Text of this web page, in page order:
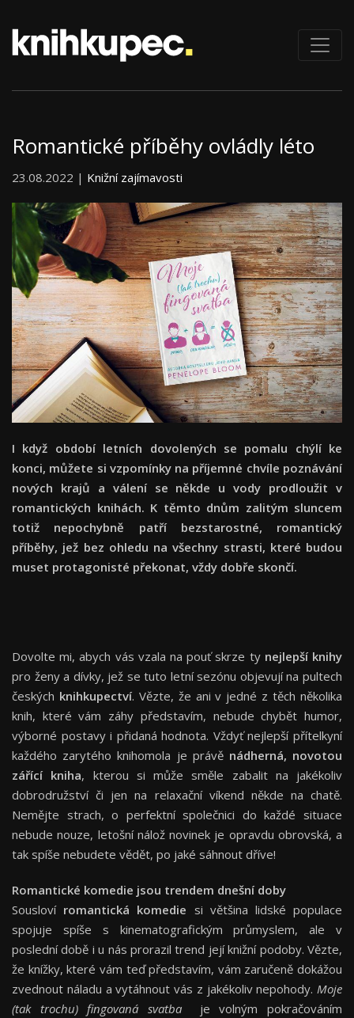
Romantické příběhy ovládly léto
23.08.2022 | Knižní zajímavosti
I když období letních dovolených se pomalu chýlí ke
konci, můžete si vzpomínky na příjemné chvíle poznávání
nových krajů a válení se někde u vody prodloužit v
romantických knihách. K těmto dnům zalitým sluncem
totiž nepochybně patří bezstarostné, romantický
příběhy, jež bez ohledu na všechny strasti, které budou
muset protagonisté překonat, vždy dobře skončí.
Dovolte mi, abych vás vzala na pouť skrze ty nejlepší knihy
pro ženy a dívky, jež se tuto letní sezónu objevují na pultech
českých knihkupectví. Vězte, že ani v jedné z těch několika
knih, které vám záhy představím, nebude chybět humor,
výborné postavy i přidaná hodnota. Vždyť nejlepší přítelkyní
každého zarytého knihomola je právě nádherná, novotou
zářící kniha, kterou si může směle zabalit na jakékoliv
dobrodružství či jen na relaxační víkend někde na chatě.
Nemějte strach, o perfektní společnici do každé situace
nebude nouze, letošní nálož novinek je opravdu obrovská, a
tak spíše nebudete vědět, po jaké sáhnout dříve!
Romantické komedie jsou trendem dnešní doby
Sousloví romantická komedie si většina lidské populace
spojuje spíše s kinematografickým průmyslem, ale v
poslední době i u nás prorazil trend její knižní podoby. Vězte,
že knížky, které vám teď představím, vám zaručeně dokážou
zvednout náladu a vytáhnout vás z jakékoliv nepohody. Moje
(tak trochu) fingovaná svatbaje volným pokračováním